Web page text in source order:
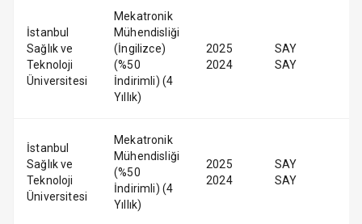
İstanbul
Sağlık ve
Teknoloji
Üniversitesi
Mekatronik
Mühendisliği
(İngilizce)
(%50
İndirimli) (4
Yıllık)
2025
2024
SAY
SAY
İstanbul
Sağlık ve
Teknoloji
Üniversitesi
Mekatronik
Mühendisliği
(%50
İndirimli) (4
Yıllık)
2025
2024
SAY
SAY